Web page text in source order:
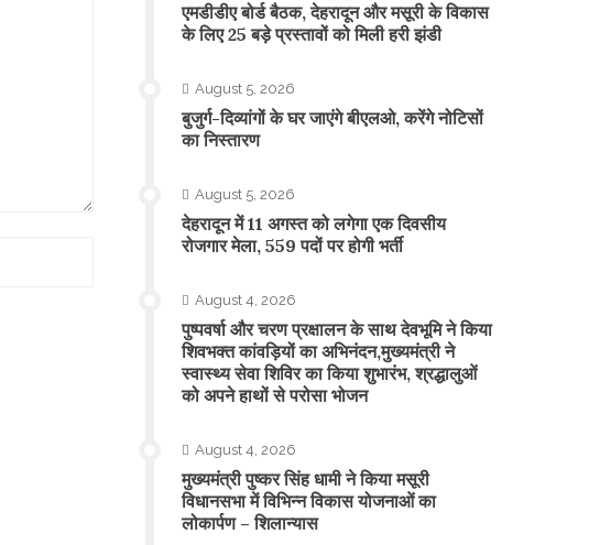
एमडीडीए बोर्ड बैठक, देहरादून और मसूरी के विकास
के लिए 25 बड़े प्रस्तावों को मिली हरी झंडी
August 5, 2026
बुजुर्ग-दिव्यांगों के घर जाएंगे बीएलओ, करेंगे नोटिसों
का निस्तारण
August 5, 2026
​देहरादून में 11 अगस्त को लगेगा एक दिवसीय
रोजगार मेला, 559 पदों पर होगी भर्ती
August 4, 2026
पुष्पवर्षा और चरण प्रक्षालन के साथ देवभूमि ने किया
शिवभक्त कांवड़ियों का अभिनंदन,मुख्यमंत्री ने
स्वास्थ्य सेवा शिविर का किया शुभारंभ, श्रद्धालुओं
को अपने हाथों से परोसा भोजन
August 4, 2026
मुख्यमंत्री पुष्कर सिंह धामी ने किया मसूरी
विधानसभा में विभिन्न विकास योजनाओं का
लोकार्पण – शिलान्यास